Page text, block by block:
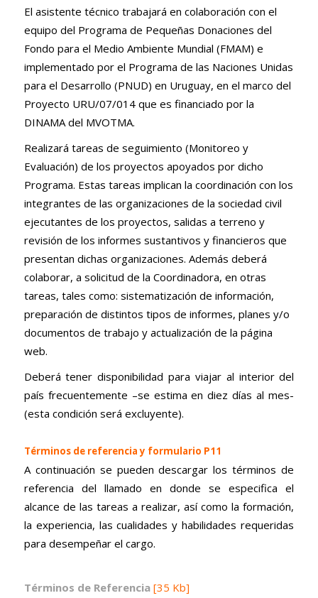
El asistente técnico trabajará en colaboración con el
equipo del Programa de Pequeñas Donaciones del
Fondo para el Medio Ambiente Mundial (FMAM) e
implementado por el Programa de las Naciones Unidas
para el Desarrollo (PNUD) en Uruguay, en el marco del
Proyecto URU/07/014 que es financiado por la
DINAMA del MVOTMA.
Realizará tareas de seguimiento (Monitoreo y
Evaluación) de los proyectos apoyados por dicho
Programa. Estas tareas implican la coordinación con los
integrantes de las organizaciones de la sociedad civil
ejecutantes de los proyectos, salidas a terreno y
revisión de los informes sustantivos y financieros que
presentan dichas organizaciones. Además deberá
colaborar, a solicitud de la Coordinadora, en otras
tareas, tales como: sistematización de información,
preparación de distintos tipos de informes, planes y/o
documentos de trabajo y actualización de la página
web.
Deberá tener disponibilidad para viajar al interior del
país frecuentemente –se estima en diez días al mes-
(esta condición será excluyente).
Términos de referencia y formulario P11
A continuación se pueden descargar los términos de
referencia del llamado en donde se especifica el
alcance de las tareas a realizar, así como la formación,
la experiencia, las cualidades y habilidades requeridas
para desempeñar el cargo.
Términos de Referencia[35 Kb]